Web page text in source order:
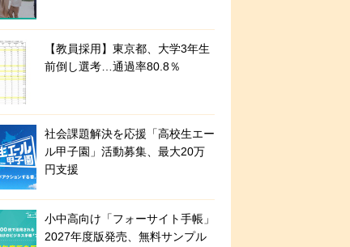
【教員採用】東京都、大学3年生
前倒し選考…通過率80.8％
社会課題解決を応援「高校生エー
ル甲子園」活動募集、最大20万
円支援
小中高向け「フォーサイト手帳」
2027年度版発売、無料サンプル